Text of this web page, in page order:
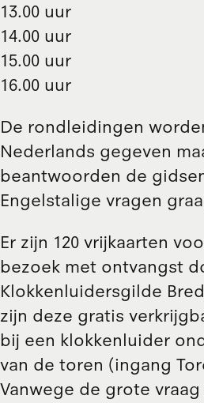
13.00 uur
14.00 uur
15.00 uur
16.00 uur
De rondleidingen
Nederlands gegeven
beantwoorden de
Engelstalige vragen
Er zijn 120 vrijkaarten
bezoek met ontvangst
Klokkenluidersgilde
zijn deze gratis
bij een klokkenluider
van de toren (ingang
Vanwege de grote